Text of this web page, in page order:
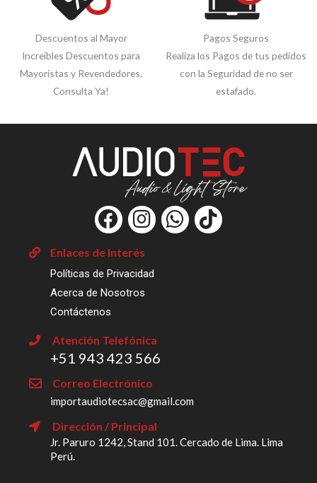
Descuentos al Mayor
Increíbles Descuentos para
Mayoristas y Revendedores.
Consulta Ya!
Pagos Seguros
Realiza los Pagos de tus pedidos
con la Seguridad de no ser
estafado.
Dirección / Principal
Jr. Paruro 1242, Stand 101. Cercado de Lima. Lima
Perú.
Atención Telefónica
‎+51 943 423 566
Correo Electrónico
importaudiotecsac@gmail.com
Enlaces de Interés
Políticas de Privacidad
Acerca de Nosotros
Contáctenos
F
a
c
e
b
o
o
k
I
n
s
t
a
r
a
W
h
T
i